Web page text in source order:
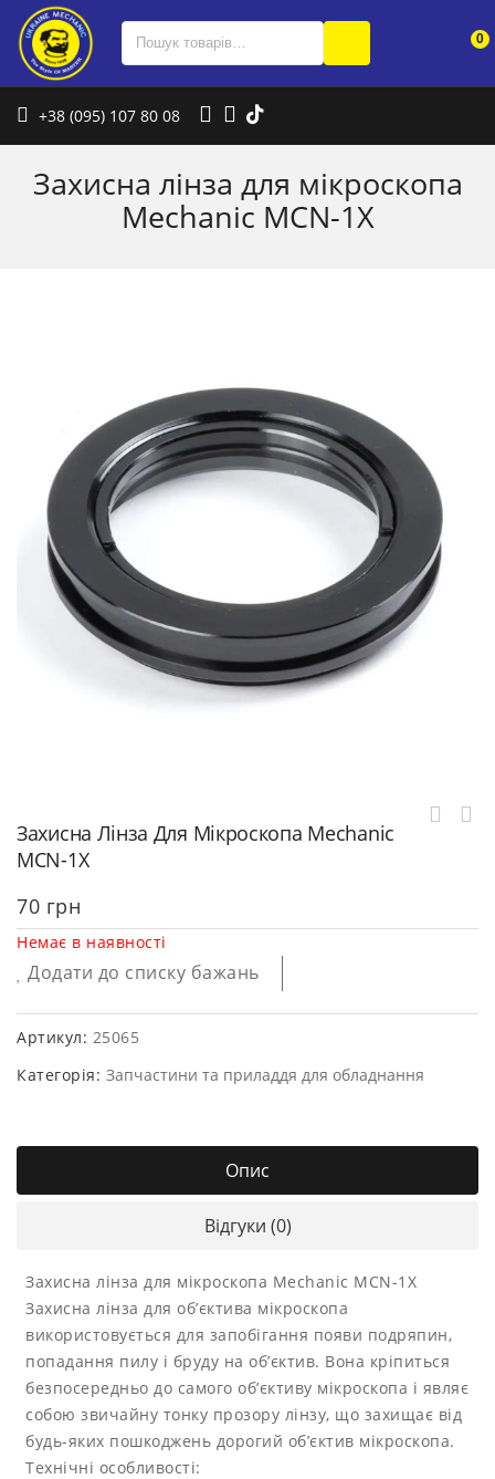
0
+38 (095) 107 80 08
Захисна лінза для мікроскопа
Mechanic MCN-1X
Захисна Лінза Для Мікроскопа Mechanic
MCN-1X
70 грн
Немає в наявності
Додати до списку бажань
Артикул: 25065
Категорія: Запчастини та приладдя для обладнання
Опис
Відгуки (0)
Захисна лінза для мікроскопа Mechanic MCN-1X
Захисна лінза для об’єктива мікроскопа
використовується для запобігання появи подряпин,
попадання пилу і бруду на об’єктив. Вона кріпиться
безпосередньо до самого об’єктиву мікроскопа і являє
собою звичайну тонку прозору лінзу, що захищає від
будь-яких пошкоджень дорогий об’єктив мікроскопа.
Технічні особливості: